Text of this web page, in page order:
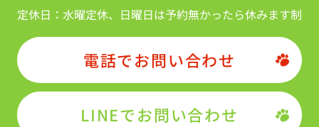
定休日： 水曜定休、日曜日は予約無かったら休みます制
電話でお問い合わせ
LINEでお問い合わせ